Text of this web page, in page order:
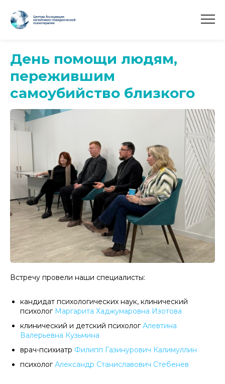
День помощи людям,
пережившим
самоубийство близкого
Встречу провели наши специалисты:
кандидат психологических наук, клинический
психолог Маргарита Хаджумаровна Изотова
клинический и детский психологАлевтина
Валерьевна Кузьмина
врач-психиатр Филипп Газинурович Калимуллин
психологАлександр Станиславович Стебенев